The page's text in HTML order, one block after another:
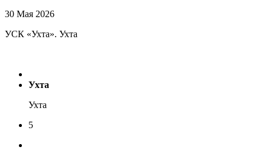
30 Мая 2026
УСК «Ухта». Ухта
Ухта
Ухта
5